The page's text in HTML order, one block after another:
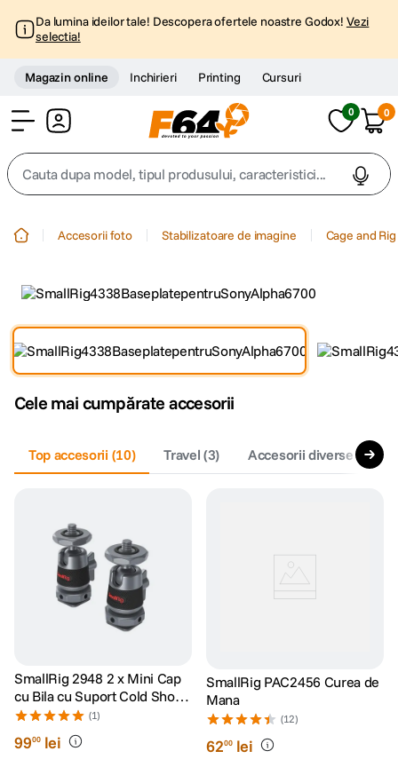
Da lumina ideilor tale! Descopera ofertele noastre Godox! Vezi
selectia!
Magazin online Inchirieri Printing Cursuri
0 0
Cauta dupa model, tipul produsului, caracteristici...
3. trepied telefon
peak design
lavaliera
card memorie
dji mic mini
dji osmo
Accesorii foto Stabilizatoare de imagine Cage and Rig
Cele mai cumpărate accesorii
Top accesorii (10) Travel (3) Accesorii diverse( 1)
SmallRig 2948 2 x Mini Cap
cu Bila cu Suport Cold Shoe
Detasabil
(1)
9900 lei
SmallRig PAC2456 Curea de
Mana
(12)
6200 lei